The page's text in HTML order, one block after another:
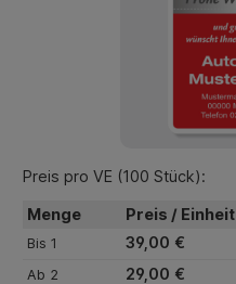
Preis pro VE (100 Stück):
Menge Preis / Einheit
Bis 1 39,00 €
Ab 2 29,00 €